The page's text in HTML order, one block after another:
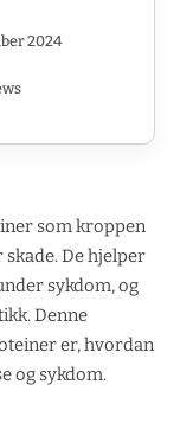
2024
som kroppen
De hjelper
sykdom, og
Denne
er, hvordan
og sykdom.